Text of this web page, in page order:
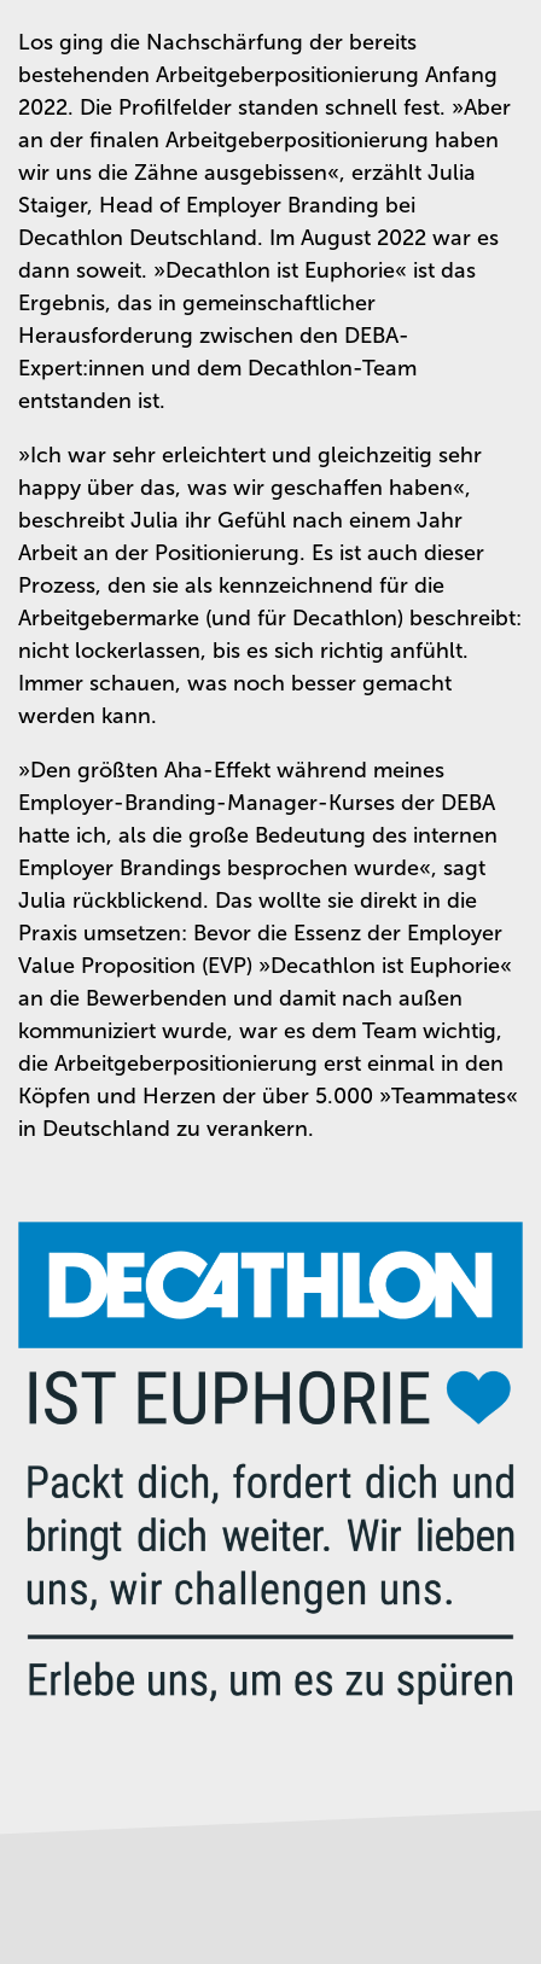
Los ging die Nachschärfung der bereits
bestehenden Arbeitgeberpositionierung Anfang
2022. Die Profilfelder standen schnell fest. »Aber
an der finalen Arbeitgeberpositionierung haben
wir uns die Zähne ausgebissen«, erzählt Julia
Staiger, Head of Employer Branding bei
Decathlon Deutschland. Im August 2022 war es
dann soweit. »Decathlon ist Euphorie« ist das
Ergebnis, das in gemeinschaftlicher
Herausforderung zwischen den DEBA-
Expert:innen und dem Decathlon-Team
entstanden ist.
»Ich war sehr erleichtert und gleichzeitig sehr
happy über das, was wir geschaffen haben«,
beschreibt Julia ihr Gefühl nach einem Jahr
Arbeit an der Positionierung. Es ist auch dieser
Prozess, den sie als kennzeichnend für die
Arbeitgebermarke (und für Decathlon) beschreibt:
nicht lockerlassen, bis es sich richtig anfühlt.
Immer schauen, was noch besser gemacht
werden kann.
»Den größten Aha-Effekt während meines
Employer-Branding-Manager-Kurses der DEBA
hatte ich, als die große Bedeutung des internen
Employer Brandings besprochen wurde«, sagt
Julia rückblickend. Das wollte sie direkt in die
Praxis umsetzen: Bevor die Essenz der Employer
Value Proposition (EVP) »Decathlon ist Euphorie«
an die Bewerbenden und damit nach außen
kommuniziert wurde, war es dem Team wichtig,
die Arbeitgeberpositionierung erst einmal in den
Köpfen und Herzen der über 5.000 »Teammates«
in Deutschland zu verankern.